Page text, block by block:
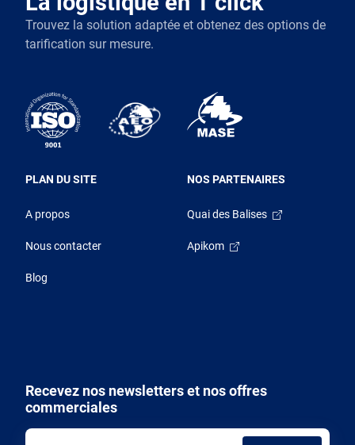
Trouvez la solution adaptée et obtenez des options de
tarification sur mesure.
PLAN DU SITE
A propos
Nous contacter
Blog
NOS PARTENAIRES
Quai des Balises
Apikom
Recevez nos newsletters et nos offres
commerciales